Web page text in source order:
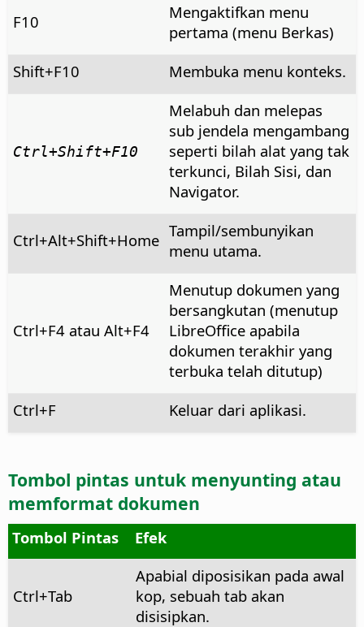
F10
Mengaktifkan menu
pertama (menu Berkas)
Shift+F10
Membuka menu konteks.
Ctrl+Shift+F10
Melabuh dan melepas
sub jendela mengambang
seperti bilah alat yang tak
terkunci, Bilah Sisi, dan
Navigator.
Ctrl+Alt+Shift+Home Tampil/sembunyikan
menu utama.
Ctrl+F4 atau Alt+F4
Menutup dokumen yang
bersangkutan (menutup
LibreOffice apabila
dokumen terakhir yang
terbuka telah ditutup)
Ctrl+F Keluar dari aplikasi.
Tombol pintas untuk menyunting atau
memformat dokumen
Tombol Pintas Efek
Ctrl+Tab
Apabial diposisikan pada awal
kop, sebuah tab akan
disisipkan.